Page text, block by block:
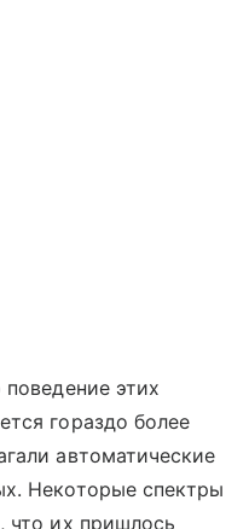
поведение этих
гораздо более
автоматические
Некоторые спектры
что их пришлось